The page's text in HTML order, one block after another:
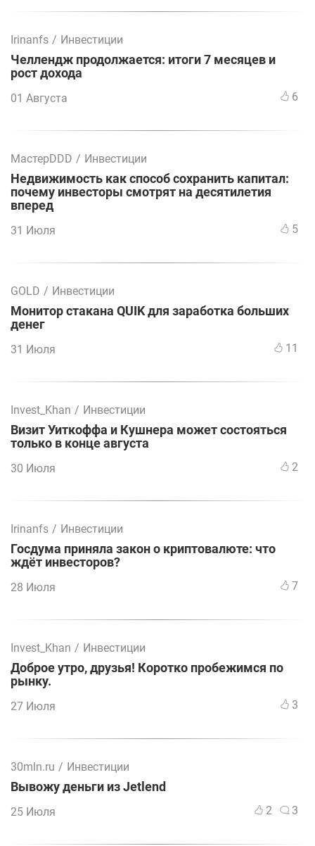
Irinanfs / Инвестиции
Челлендж продолжается: итоги 7 месяцев и
рост дохода
01 Августа 6
МастерDDD / Инвестиции
Недвижимость как способ сохранить капитал:
почему инвесторы смотрят на десятилетия
вперед
31 Июля 5
GOLD / Инвестиции
Монитор стакана QUIK для заработка больших
денег
31 Июля 11
Invest_Khan / Инвестиции
Визит Уиткоффа и Кушнера может состояться
только в конце августа
30 Июля 2
Irinanfs / Инвестиции
Госдума приняла закон о криптовалюте: что
ждёт инвесторов?
28 Июля 7
Invest_Khan / Инвестиции
Доброе утро, друзья! Коротко пробежимся по
рынку.
27 Июля 3
30mln.ru / Инвестиции
Вывожу деньги из Jetlend
25 Июля 2 3